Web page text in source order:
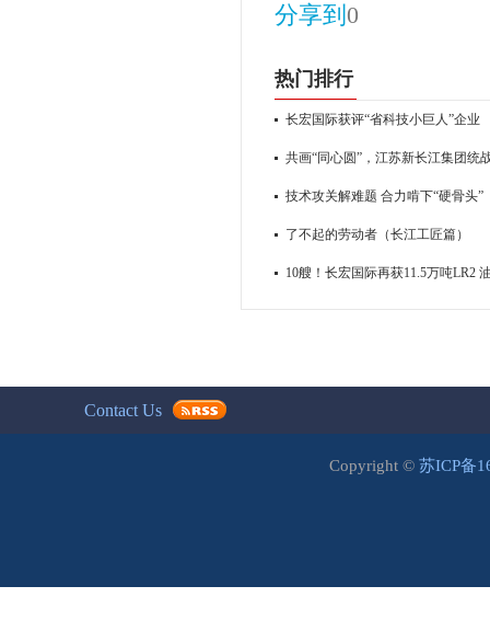
分享到 0
热门排行
长宏国际获评“省科技小巨人”企业
共画“同心圆”，江苏新长江集团统
技术攻关解难题 合力啃下“硬骨头”
了不起的劳动者（长江工匠篇）
10艘！长宏国际再获11.5万吨LR2
Contact Us
Copyright © 苏ICP备